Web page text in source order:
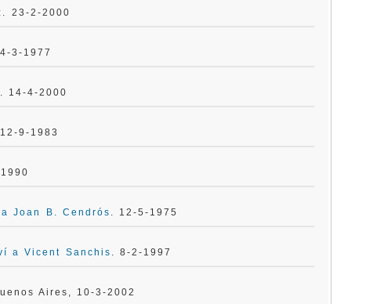
. 23-2-2000
3-1977
. 14-4-2000
9-1983
Joan B. Cendrós . 12-5-1975
a Vicent Sanchis . 8-2-1997
Aires, 10-3-2002